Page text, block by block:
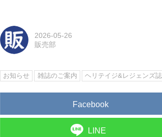
2026-05-26
販売部
お知らせ 雑誌のご案内 ヘリテイジ&レジェンズ誌
Facebook
LINE